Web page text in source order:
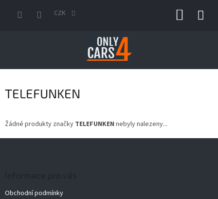
CZK
TELEFUNKEN
Žádné produkty značky TELEFUNKEN nebyly nalezeny...
Informace pro vás
Obchodní podmínky